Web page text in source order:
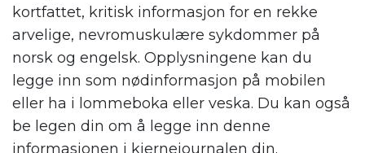
kortfattet, kritisk informasjon for en rekke
arvelige, nevromuskulære sykdommer på
norsk og engelsk. Opplysningene kan du
legge inn som nødinformasjon på mobilen
eller ha i lommeboka eller veska. Du kan også
be legen din om å legge inn denne
informasjonen i kjernejournalen din.